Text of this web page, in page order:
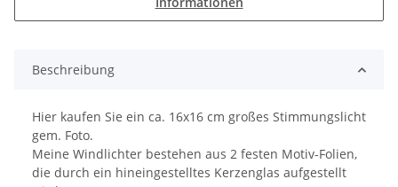
Beschreibung
Hier kaufen Sie ein ca. 16x16 cm großes Stimmungslicht
gem. Foto.
Meine Windlichter bestehen aus 2 festen Motiv-Folien,
die durch ein hineingestelltes Kerzenglas aufgestellt